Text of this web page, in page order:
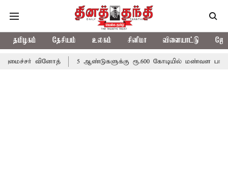
தமிழகம் தேசியம் உலகம் சினிமா விளையாட்டு
வினோத் 5 ஆண்டுகளுக்கு ரூ.600 கோடியில் மண்வள